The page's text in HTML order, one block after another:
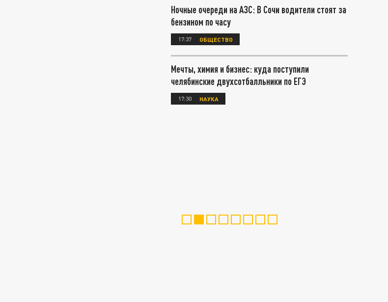
Ночные очереди на АЗС: В Сочи водители стоят за
бензином по часу
17:37 ОБЩЕСТВО
Мечты, химия и бизнес: куда поступили
челябинские двухсотбалльники по ЕГЭ
17:30 НАУКА